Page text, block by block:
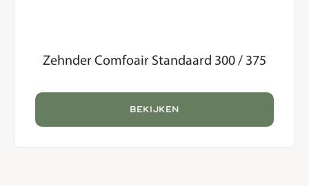
Zehnder Comfoair Standaard 300 / 375